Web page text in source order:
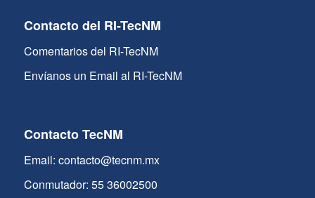
Contacto del RI-TecNM
Comentarios del RI-TecNM
Envíanos un Email al RI-TecNM
Contacto TecNM
Email: contacto@tecnm.mx
Conmutador: 55 36002500